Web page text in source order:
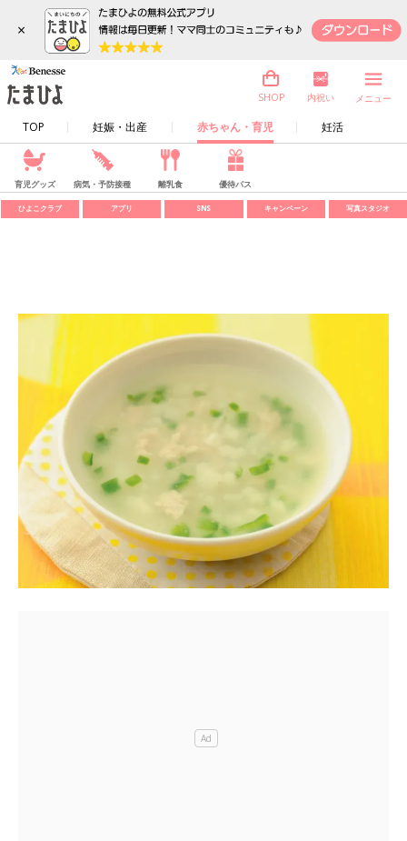
×
TOP 妊娠・出産 赤ちゃん・育児 妊活
SHOP 内祝い メニュー
育児グッズ 病気・予防接種 離乳食 優待パス
ひよこクラブ アプリ SNS キャンペーン 写真スタジオ